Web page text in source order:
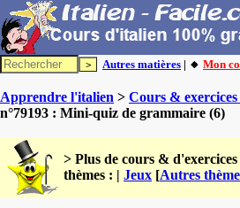
Autres matières | 🔸 Mon
Apprendre l'italien > Cours &
n°79193 : Mini-quiz de grammaire (6)
> Plus de cours &
thèmes : | Jeux [Autres